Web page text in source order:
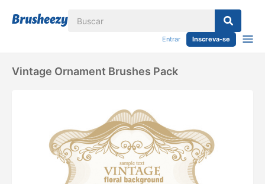
Entrar Inscreva-se
Vintage Ornament Brushes Pack